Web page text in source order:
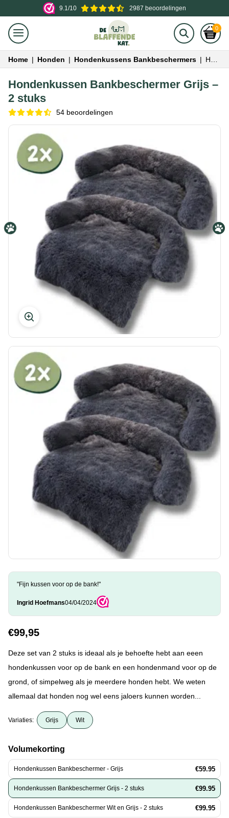
9.1/10 2987 beoordelingen
0
Home | Honden | Hondenkussens Bankbeschermers | Hondenkussen Bankbeschermer Grijs – 2 stuks
Hondenkussen Bankbeschermer Grijs –
2 stuks
54 beoordelingen
"Fijn kussen voor op de bank!"
Ingrid Hoefmans04/04/2024
€99,95
Deze set van 2 stuks is ideaal als je behoefte hebt aan eeen
hondenkussen voor op de bank en een hondenmand voor op de
grond, of simpelweg als je meerdere honden hebt. We weten
allemaal dat honden nog wel eens jaloers kunnen worden...
Variaties: Grijs Wit
Volumekorting
Hondenkussen Bankbeschermer - Grijs €59.95
Hondenkussen Bankbeschermer Grijs - 2 stuks €99.95
Hondenkussen Bankbeschermer Wit en Grijs - 2 stuks €99.95